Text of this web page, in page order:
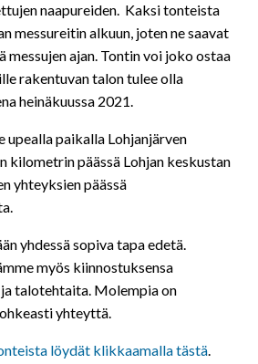
naapureiden. Kaksi tonteista
messureitin alkuun, joten ne saavat
messujen ajan. Tontin voi joko ostaa
rakentuvan talon tulee olla
heinäkuussa 2021.
upealla paikalla Lohjanjärven
kilometrin päässä Lohjan keskustan
yhteyksien päässä
yhdessä sopiva tapa edetä.
myös kiinnostuksensa
talotehtaita. Molempia on
yhteyttä.
löydät klikkaamalla tästä.